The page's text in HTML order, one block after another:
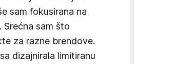
sam fokusirana na
sam što
za razne brendove.
dizajnirala limitiranu